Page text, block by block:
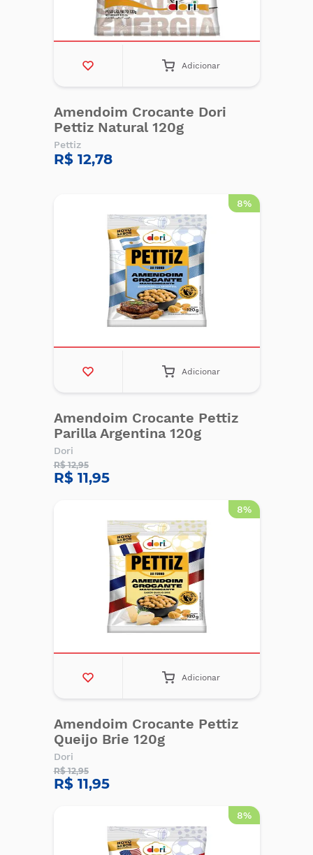
Adicionar
Amendoim Crocante Dori
Pettiz Natural 120g
Pettiz
R$ 12,78
8%
Adicionar
Amendoim Crocante Pettiz
Parilla Argentina 120g
Dori
R$ 12,95
R$ 11,95
8%
Adicionar
Amendoim Crocante Pettiz
Queijo Brie 120g
Dori
R$ 12,95
R$ 11,95
8%